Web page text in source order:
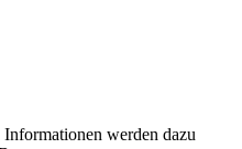
werden dazu